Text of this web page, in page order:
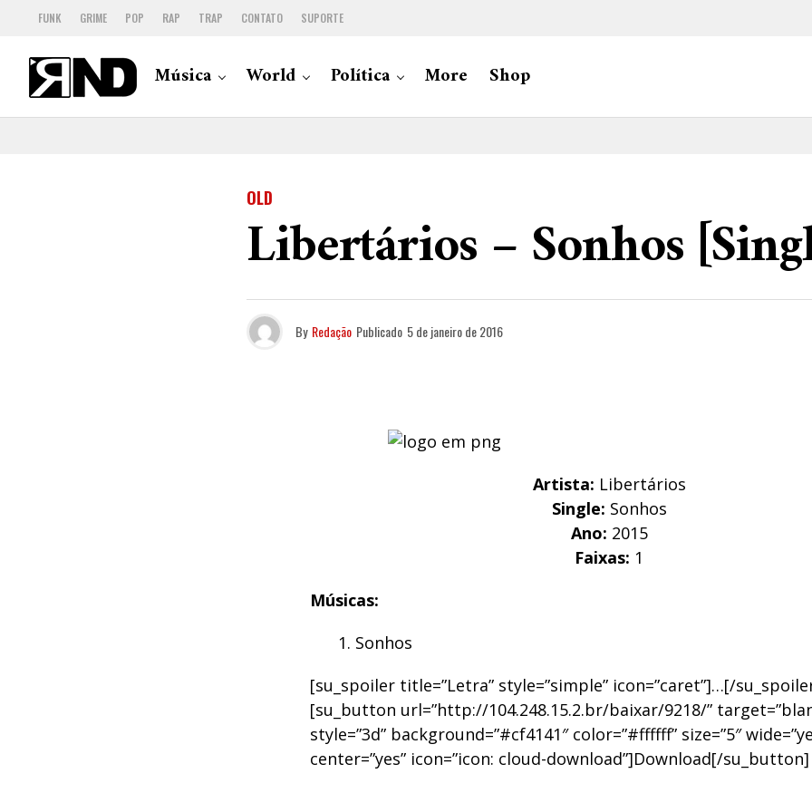
FUNK GRIME POP RAP TRAP CONTATO SUPORTE
Música World Política More Shop
OLD
Libertários – Sonhos
By Redação Publicado 5 de janeiro de 2016
Artista: Libertários
Single: Sonhos
Ano: 2015
Faixas: 1
Músicas:
Sonhos
[su_spoiler title=”Letra” style=”simple” icon=”caret”]…[/
[su_button url=”http://104.248.15.2.br/baixar/9218/”
style=”3d” background=”#cf4141″ color=”#ffffff” size=”5″
center=”yes” icon=”icon: cloud-download”]Download[/su_button]